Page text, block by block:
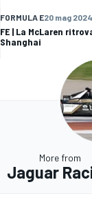
FORMULA E20 mag 2024
FE | La McLaren
Shanghai
More from
Jaguar